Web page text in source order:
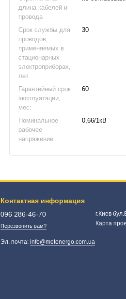
длина кабелей и
провода
Срок службы для
проводов,
применяемых в
стационарных
электроприборах,
лет
30
Гарантийный срок
эксплуатации,
мес:
60
Номинальное
рабочее
напряжение
0,66/1кВ
Контактная информация
096 286-46-70
Перезвонить вам?
г.Киев
Карта
Эл. почта:info@metenergo.com.ua